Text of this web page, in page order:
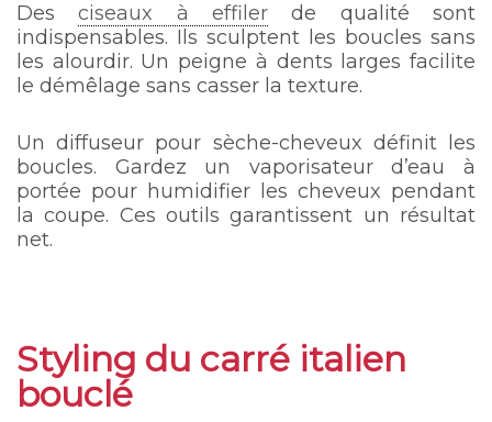
Desciseaux à effiler de qualité sont
indispensables. Ils sculptent les boucles sans
les alourdir. Un peigne à dents larges facilite
le démêlage sans casser la texture.
Un diffuseur pour sèche-cheveux définit les
boucles. Gardez un vaporisateur d’eau à
portée pour humidifier les cheveux pendant
la coupe. Ces outils garantissent un résultat
net.
Styling du carré italien
bouclé